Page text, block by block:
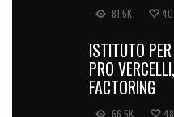
81.5K 40
ISTITUTO
PRO
FACTORING
66.5K 48